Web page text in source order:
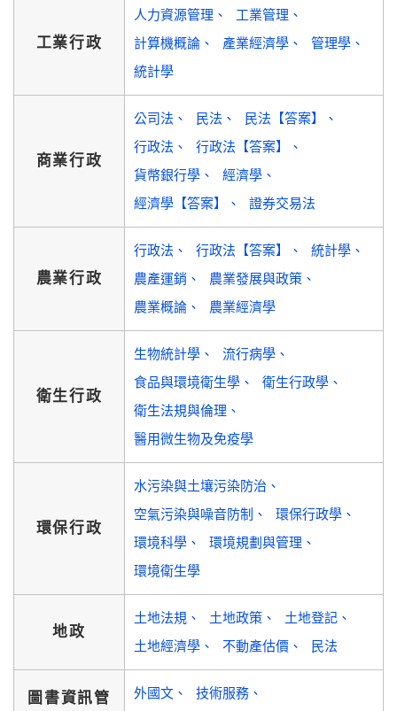
工業行政
人力資源管理
工業管理
計算機概論
產業經濟學
管理學
統計學
商業行政
公司法 民法
民法【答案】
行政法
行政法【答案】
貨幣銀行學
經濟學
經濟學【答案】
證券交易法
農業行政
行政法 行政法【答案】
統計學
農產運銷
農業發展與政策
農業概論
農業經濟學
衛生行政
生物統計學
流行病學
食品與環境衛生學
衛生行政學
衛生法規與倫理
醫用微生物及免疫學
環保行政
水污染與土壤污染防治
空氣污染與噪音防制
環保行政學
環境科學
環境規劃與管理
環境衛生學
地政
土地法規 土地政策
土地登記
土地經濟學
不動產估價 民法
圖書資訊管
外國文
技術服務